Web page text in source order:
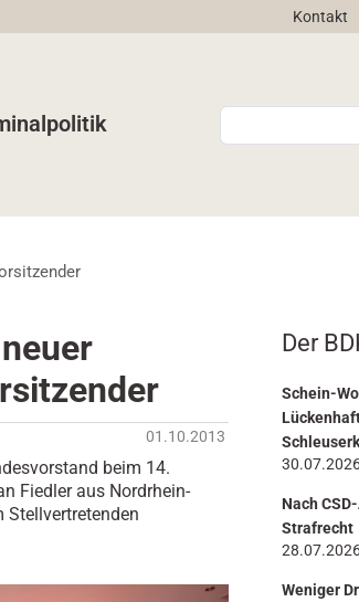
Kontakt
W
e
u
c
E
r
h
e
01.10.2013
beim 14.
Fiedler aus Nordrhein-
Stellvertretenden
Der
Schein-
Nach
Strafrecht
Weniger